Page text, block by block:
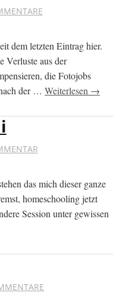
dem letzten Eintrag hier.
Verluste aus der
die Fotojobs
der … Weiterlesen →
das mich dieser ganze
homeschooling jetzt
Session unter gewissen